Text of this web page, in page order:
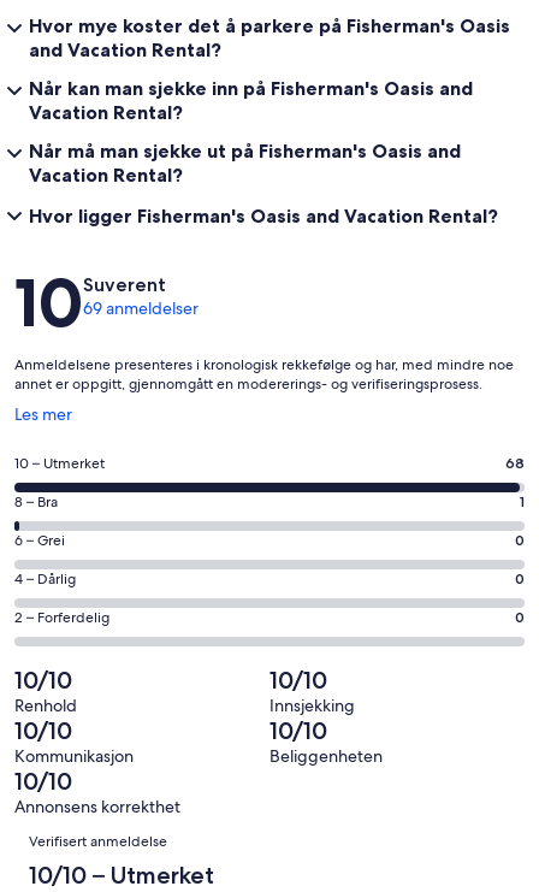
Hvor mye koster det å parkere på Fisherman's Oasis
and Vacation Rental?
Når kan man sjekke inn på Fisherman's Oasis and
Vacation Rental?
Når må man sjekke ut på Fisherman's Oasis and
Vacation Rental?
Hvor ligger Fisherman's Oasis and Vacation Rental?
Anmeldelser
10Suverent
69 anmeldelser
Anmeldelsene presenteres i kronologisk rekkefølge og har, med mindre noe
annet er oppgitt, gjennomgått en modererings- og verifiseringsprosess.
Les mer
Åpnes
et
nytt
vindu
Rangering
på
10
−
Utmerket.
68
av
totalt
69
anmeldelser.
10 – Utmerket 68
Rangering
på
8
−
Bra.
1
totalt
69
anmeldelser.
8 – Bra 1
Rangering
på
6
−
Grei.
0
av
totalt
69
anmeldelser.
6 – Grei 0
Rangering
på
4
Dårlig.
0
av
totalt
69
anmeldelser.
4 – Dårlig 0
Rangering
på
2
−
Forferdelig.
0
av
totalt
anmeldelser.
2 – Forferdelig 0
10/10
Renhold
10/10
Innsjekking
10/10
Kommunikasjon
10/10
Beliggenheten
10/10
Annonsens korrekthet
Anmeldelser
Verifisert anmeldelse
10/10 – Utmerket